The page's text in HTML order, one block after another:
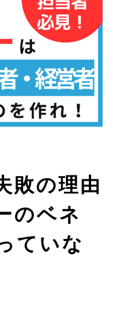
敗の理由
のベネ
ていな